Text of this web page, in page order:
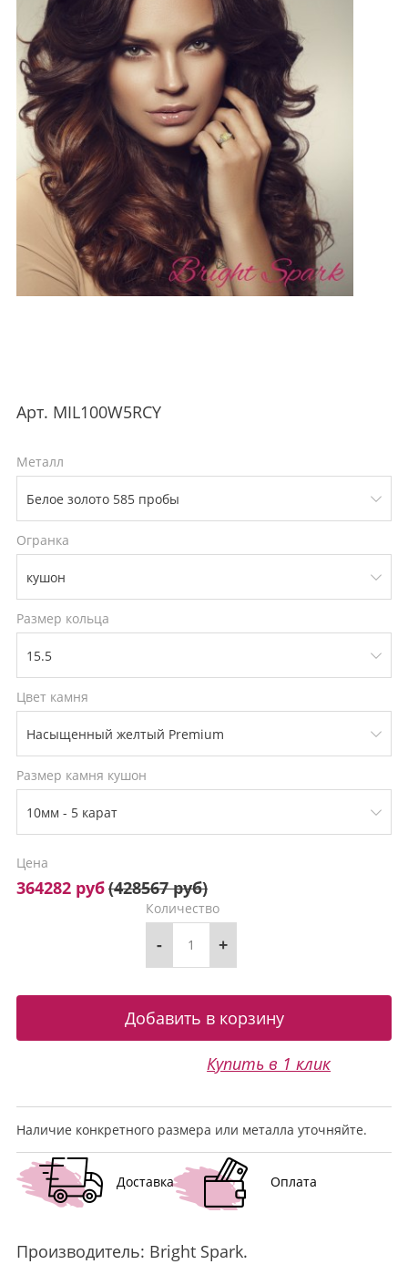
Арт. MIL100W5RCY
Металл
Огранка
Размер кольца
Цвет камня
Размер камня кушон
Цена
364282 руб(428567 руб)
Количество
- +
Купить в 1 клик
Наличие конкретного размера или металла уточняйте.
Доставка Оплата
Производитель: Bright Spark.